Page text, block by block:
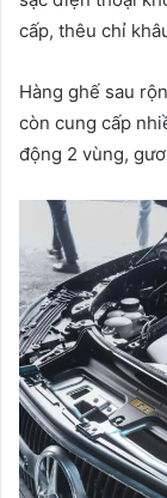
cấp, thêu chỉ
Hàng ghế sau
còn cung cấp
động 2 vùng,